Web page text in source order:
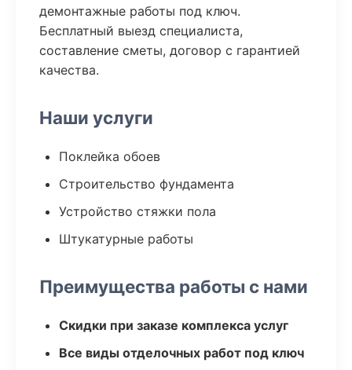
демонтажные работы под ключ.
Бесплатный выезд специалиста,
составление сметы, договор с гарантией
качества.
Наши услуги
Поклейка обоев
Строительство фундамента
Устройство стяжки пола
Штукатурные работы
Преимущества работы с нами
Скидки при заказе комплекса услуг
Все виды отделочных работ под ключ